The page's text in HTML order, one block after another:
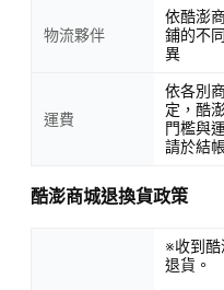
物流夥伴
依酷澎
鋪的不
異
運費
依各別
定，酷
門檻與
請於結
酷澎商城退換貨政策
※收到酷
退貨。